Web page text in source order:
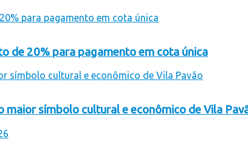
de 20% para pagamento em cota única
símbolo cultural e econômico de Vila